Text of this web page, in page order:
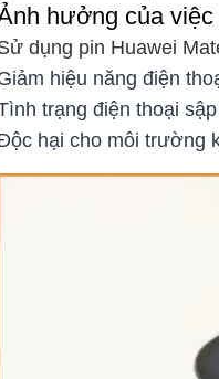
hưởng của
dụng pin Huawei
hiệu năng điện
trạng điện thoại
hại cho môi trường